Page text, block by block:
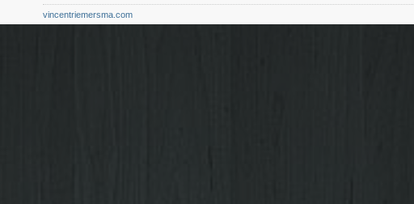
vincentriemersma.com